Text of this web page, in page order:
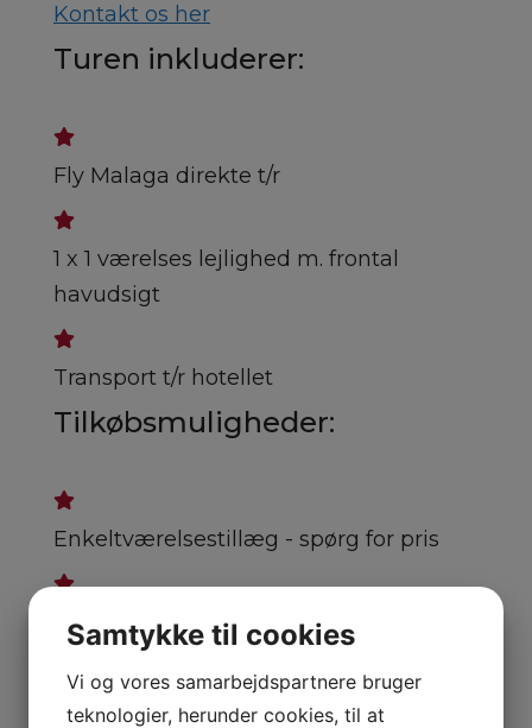
Kontakt os her
Turen inkluderer:
Fly Malaga direkte t/r
1 x 1 værelses lejlighed m. frontal
havudsigt
Transport t/r hotellet
Tilkøbsmuligheder:
Enkeltværelsestillæg - spørg for pris
2 værelses lejlighed m. side havudsigt -
spørg for pris
X
Samtykke til cookies
Vi og vores samarbejdspartnere bruger
teknologier, herunder cookies, til at